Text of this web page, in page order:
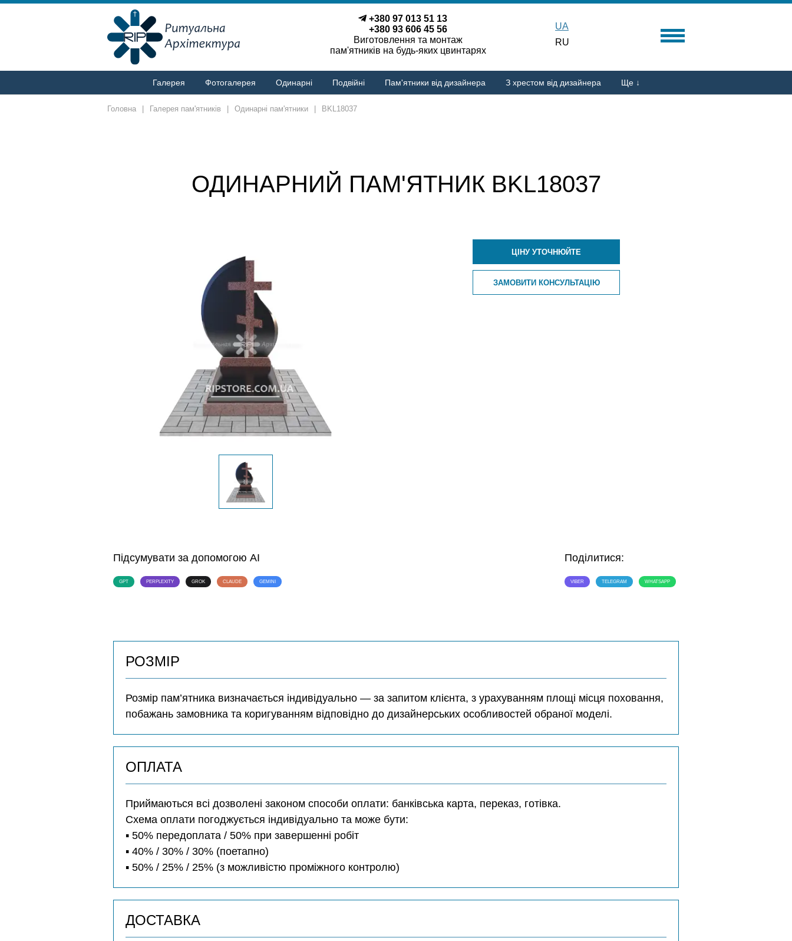
+380 97 013 51 13
+380 93 606 45 56
Виготовлення та монтаж
пам'ятників на будь-яких цвинтарях
UA
RU
Галерея Фотогалерея Одинарні Подвійні Пам'ятники від дизайнера З хрестом від дизайнера Ще ↓
Головна Галерея пам'ятників Одинарні пам'ятники BKL18037
ОДИНАРНИЙ ПАМ'ЯТНИК BKL18037
ЦІНУ УТОЧНЮЙТЕ
ЗАМОВИТИ КОНСУЛЬТАЦІЮ
Підсумувати за допомогою AI
GPT PERPLEXITY GROK CLAUDE GEMINI
Поділитися:
VIBER TELEGRAM WHATSAPP
РОЗМІР
Розмір пам’ятника визначається індивідуально — за запитом клієнта, з урахуванням площі місця поховання,
побажань замовника та коригуванням відповідно до дизайнерських особливостей обраної моделі.
ОПЛАТА
Приймаються всі дозволені законом способи оплати: банківська карта, переказ, готівка.
Схема оплати погоджується індивідуально та може бути:
▪️ 50% передоплата / 50% при завершенні робіт
▪️ 40% / 30% / 30% (поетапно)
▪️ 50% / 25% / 25% (з можливістю проміжного контролю)
ДОСТАВКА